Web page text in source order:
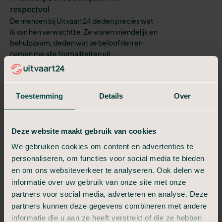
Toestemming Details Over
Deze website maakt gebruik van cookies
We gebruiken cookies om content en advertenties te
personaliseren, om functies voor social media te bieden
en om ons websiteverkeer te analyseren. Ook delen we
informatie over uw gebruik van onze site met onze
partners voor social media, adverteren en analyse. Deze
partners kunnen deze gegevens combineren met andere
informatie die u aan ze heeft verstrekt of die ze hebben
respectvol
De mensen bij Uitvaart24 deden precies wat
ik van hen verwachtte. Ze waren vriendelijk en
behulpzaam, deden wat ze beloofden en
namen me alle formaliteiten uit ...
Van alles was mogelijk, zeer sympathieke en
begrafenis helemaal kon overlaten aan ...
Simone
De begeleiding/regelen door oa Glen
gaf mij rust en vertrouwen
Wat ik heel erg gewaardeerd heb was dat
Glen in grijs kostuum kwam bij uitvaart,van
mijn dochter Suzan Lindeman in Enschede, ik
had nl aangegeven dat ik geen zw...